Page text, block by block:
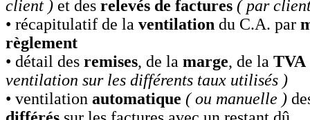
client ) et des relevés de factures ( par
• récapitulatif de la ventilation du C.A. par
règlement
• détail des remises, de la marge, de la TVA
ventilation sur les différents taux utilisés )
• ventilation automatique ( ou manuelle )